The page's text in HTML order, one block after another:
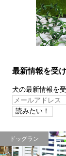
最新情報を受
犬の最新情報を
メ
ー
ア
ド
レ
ドッグラン